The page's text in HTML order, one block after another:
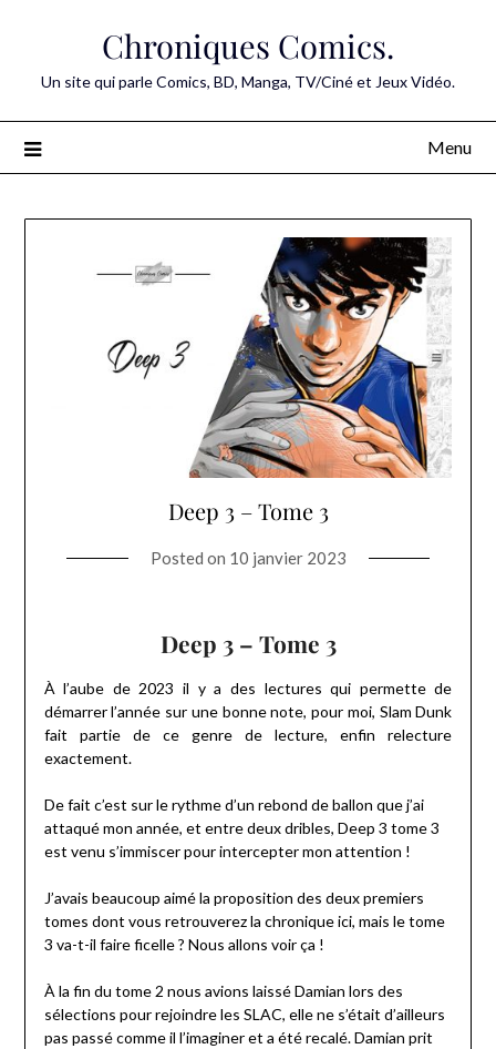
Chroniques Comics.
Un site qui parle Comics, BD, Manga, TV/Ciné et Jeux Vidéo.
Menu
Deep 3 – Tome 3
Posted on 10 janvier 2023
Deep 3 – Tome 3
À l’aube de 2023 il y a des lectures qui permette de
démarrer l’année sur une bonne note, pour moi, Slam Dunk
fait partie de ce genre de lecture, enfin relecture
exactement.
De fait c’est sur le rythme d’un rebond de ballon que j’ai
attaqué mon année, et entre deux dribles, Deep 3 tome 3
est venu s’immiscer pour intercepter mon attention !
J’avais beaucoup aimé la proposition des deux premiers
tomes dont vous retrouverez la chronique ici, mais le tome
3 va-t-il faire ficelle ? Nous allons voir ça !
À la fin du tome 2 nous avions laissé Damian lors des
sélections pour rejoindre les SLAC, elle ne s’était d’ailleurs
pas passé comme il l’imaginer et a été recalé. Damian prit